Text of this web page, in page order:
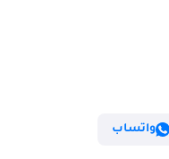
واتساب